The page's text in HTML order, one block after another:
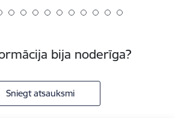
bija noderīga?
Sniegt atsauksmi